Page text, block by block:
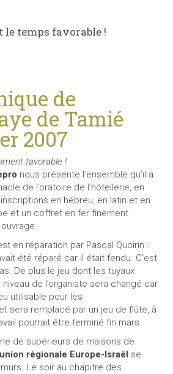
le temps favorable !
de
de Tamié
2007
favorable !
nous présente l’ensemble qu’il a
de l’oratoire de l’hôtellerie, en
en hébreu, en latin et en
et un coffret en fer finement
en réparation par Pascal Quoirin :
été réparé car il était fendu. C’est
De plus le jeu dont les tuyaux
de l’organiste sera changé car
utilisable pour les
sera remplacé par un jeu de flûte, à
pourrait être terminé fin mars.
de supérieurs de maisons de
régionale Europe-Israël se
Le soir au chapitre des